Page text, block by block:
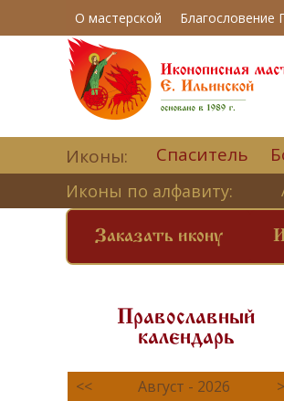
О мастерской Благословение
Иконы: Спаситель
Иконы по алфавиту:
Заказать икону
Православный
календарь
<< Август - 2026